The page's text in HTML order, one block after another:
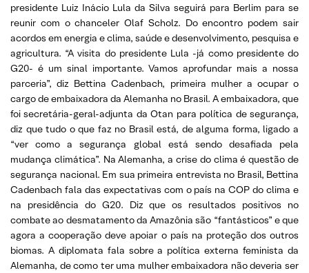
presidente Luiz Inácio Lula da Silva seguirá para Berlim para se
reunir com o chanceler Olaf Scholz. Do encontro podem sair
acordos em energia e clima, saúde e desenvolvimento, pesquisa e
agricultura. “A visita do presidente Lula -já como presidente do
G20- é um sinal importante. Vamos aprofundar mais a nossa
parceria”, diz Bettina Cadenbach, primeira mulher a ocupar o
cargo de embaixadora da Alemanha no Brasil. A embaixadora, que
foi secretária-geral-adjunta da Otan para política de segurança,
diz que tudo o que faz no Brasil está, de alguma forma, ligado a
“ver como a segurança global está sendo desafiada pela
mudança climática”. Na Alemanha, a crise do clima é questão de
segurança nacional. Em sua primeira entrevista no Brasil, Bettina
Cadenbach fala das expectativas com o país na COP do clima e
na presidência do G20. Diz que os resultados positivos no
combate ao desmatamento da Amazônia são “fantásticos” e que
agora a cooperação deve apoiar o país na proteção dos outros
biomas. A diplomata fala sobre a política externa feminista da
Alemanha, de como ter uma mulher embaixadora não deveria ser